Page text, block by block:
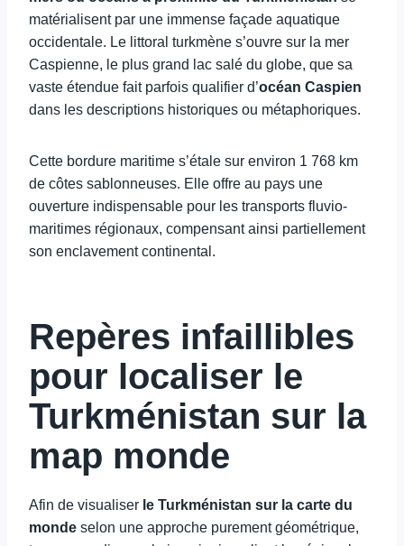
matérialisent par une immense façade aquatique
occidentale. Le littoral turkmène s’ouvre sur la mer
Caspienne, le plus grand lac salé du globe, que sa
vaste étendue fait parfois qualifier d’océan Caspien
dans les descriptions historiques ou métaphoriques.
Cette bordure maritime s’étale sur environ 1 768 km
de côtes sablonneuses. Elle offre au pays une
ouverture indispensable pour les transports fluvio-
maritimes régionaux, compensant ainsi partiellement
son enclavement continental.
Repères infaillibles
pour localiser le
Turkménistan sur la
map monde
Afin de visualiser le Turkménistan sur la carte du
monde selon une approche purement géométrique,